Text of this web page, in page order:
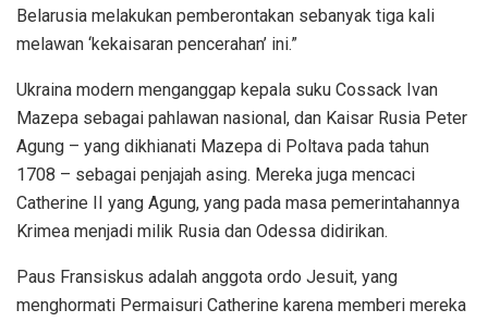
Belarusia melakukan pemberontakan sebanyak tiga kali
melawan ‘kekaisaran pencerahan’ ini.”
Ukraina modern menganggap kepala suku Cossack Ivan
Mazepa sebagai pahlawan nasional, dan Kaisar Rusia Peter
Agung – yang dikhianati Mazepa di Poltava pada tahun
1708 – sebagai penjajah asing. Mereka juga mencaci
Catherine II yang Agung, yang pada masa pemerintahannya
Krimea menjadi milik Rusia dan Odessa didirikan.
Paus Fransiskus adalah anggota ordo Jesuit, yang
menghormati Permaisuri Catherine karena memberi mereka